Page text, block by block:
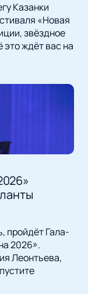
Казанки
«Новая
звёздное
ждёт вас на
пройдёт Гала-
2026».
Леонтьева,